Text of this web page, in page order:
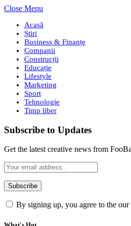
Close Menu
Acasă
Știri
Business & Finanțe
Companii
Construcții
Educație
Lifestyle
Marketing
Sport
Tehnologie
Timp liber
Subscribe to Updates
Get the latest creative news from
By signing up, you agree to the our